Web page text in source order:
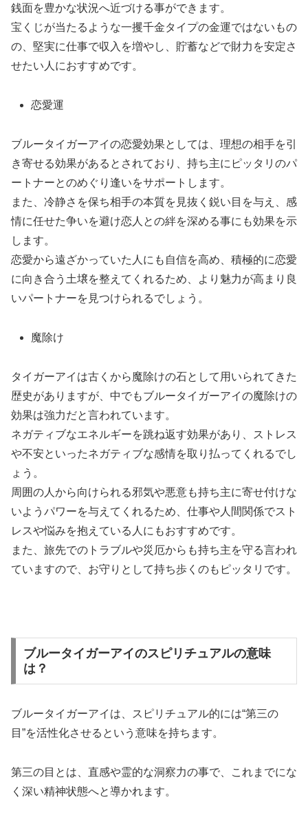
銭面を豊かな状況へ近づける事ができます。
宝くじが当たるような一攫千金タイプの金運ではないもの
の、堅実に仕事で収入を増やし、貯蓄などで財力を安定さ
せたい人におすすめです。
恋愛運
ブルータイガーアイの恋愛効果としては、理想の相手を引
き寄せる効果があるとされており、持ち主にピッタリのパ
ートナーとのめぐり逢いをサポートします。
また、冷静さを保ち相手の本質を見抜く鋭い目を与え、感
情に任せた争いを避け恋人との絆を深める事にも効果を示
します。
恋愛から遠ざかっていた人にも自信を高め、積極的に恋愛
に向き合う土壌を整えてくれるため、より魅力が高まり良
いパートナーを見つけられるでしょう。
魔除け
タイガーアイは古くから魔除けの石として用いられてきた
歴史がありますが、中でもブルータイガーアイの魔除けの
効果は強力だと言われています。
ネガティブなエネルギーを跳ね返す効果があり、ストレス
や不安といったネガティブな感情を取り払ってくれるでし
ょう。
周囲の人から向けられる邪気や悪意も持ち主に寄せ付けな
いようパワーを与えてくれるため、仕事や人間関係でスト
レスや悩みを抱えている人にもおすすめです。
また、旅先でのトラブルや災厄からも持ち主を守る言われ
ていますので、お守りとして持ち歩くのもピッタリです。
ブルータイガーアイのスピリチュアルの意味
は？
ブルータイガーアイは、スピリチュアル的には“第三の
目”を活性化させるという意味を持ちます。
第三の目とは、直感や霊的な洞察力の事で、これまでにな
く深い精神状態へと導かれます。